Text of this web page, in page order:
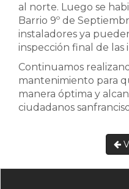
al norte. Luego se
Barrio 9º de
instaladores ya
inspección final de las
Continuamos
mantenimiento para
manera óptima y
ciudadanos